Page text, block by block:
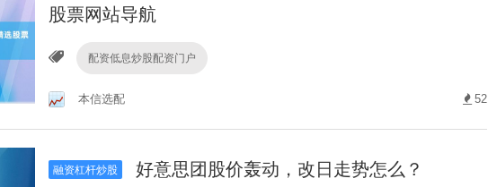
股票网站导航
配资低息炒股配资门户
本信选配 52
融资杠杆炒股 好意思团股价轰动，改日走势怎么？